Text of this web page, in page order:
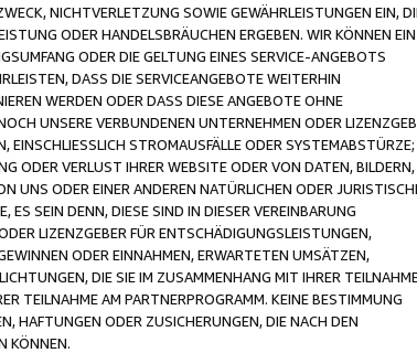
NICHTVERLETZUNG SOWIE GEWÄHRLEISTUNGEN EIN,
ODER HANDELSBRÄUCHEN ERGEBEN. WIR KÖNNEN EIN
ODER DIE GELTUNG EINES SERVICE-ANGEBOTS
DASS DIE SERVICEANGEBOTE WEITERHIN
WERDEN ODER DASS DIESE ANGEBOTE OHNE
UNSERE VERBUNDENEN UNTERNEHMEN ODER
EINSCHLIESSLICH STROMAUSFÄLLE ODER SYSTEMABSTÜRZE;
ODER VERLUST IHRER WEBSITE ODER VON DATEN, BILDERN,
UNS ODER EINER ANDEREN NATÜRLICHEN ODER
ES SEIN DENN, DIESE SIND IN DIESER VEREINBARUNG
LIZENZGEBER FÜR ENTSCHÄDIGUNGSLEISTUNGEN,
ODER EINNAHMEN, ERWARTETEN UMSÄTZEN,
DIE SIE IM ZUSAMMENHANG MIT IHRER
TEILNAHME AM PARTNERPROGRAMM. KEINE BESTIMMUNG
HAFTUNGEN ODER ZUSICHERUNGEN, DIE NACH DEN
KÖNNEN.